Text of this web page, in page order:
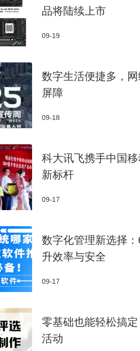
品将陆续上市
09-19
数字生活便捷多，
屏障
09-18
科大讯飞携手中国
新标杆
09-17
数字化管理新选择
升效率与安全
09-17
零基础也能轻松搞
活动